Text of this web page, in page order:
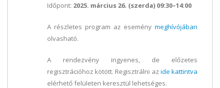
Időpont: 2025. március 26. (szerda) 09:30–14:00
A részletes program az esemény meghívójában
olvasható.
A rendezvény ingyenes, de előzetes
regisztrációhoz kötött. Regisztrálni az ide kattintva
elérhető felületen keresztül lehetséges.